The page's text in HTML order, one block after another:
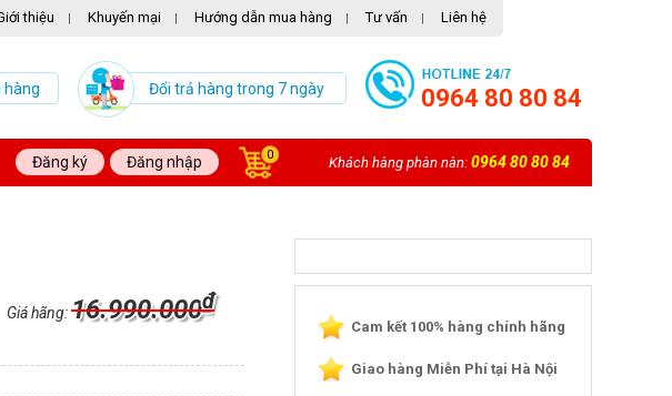
thiệu | Khuyến mại | Hướng dẫn mua hàng | Tư vấn | Liên hệ
hàng Đổi trả hàng trong 7 ngày 0964 80 80 84
Đăng ký Đăng nhập 0 Khách hàng phàn nàn: 0964 80 80 84
Giá hãng:16.990.000₫
Cam kết 100% hàng chính hãng
Giao hàng Miễn Phí tại Hà Nội